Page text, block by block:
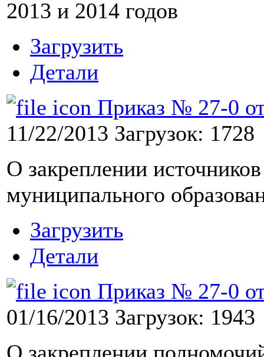
2013 и 2014 годов
Загрузить
Детали
Приказ № 27-0
11/22/2013 Загрузок: 1728
О закреплении
муниципального
Загрузить
Детали
Приказ № 27-0
01/16/2013 Загрузок: 1943